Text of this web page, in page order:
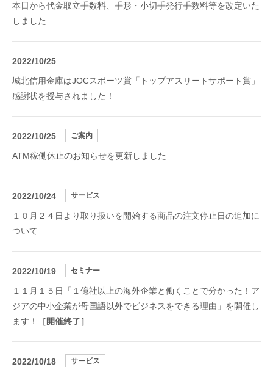
本日から代金取立手数料、手形・小切手発行手数料等を改定いた
しました
2022/10/25
城北信用金庫はJOCスポーツ賞「トップアスリートサポート賞」
感謝状を授与されました！
2022/10/25 ご案内
ATM稼働休止のお知らせを更新しました
2022/10/24 サービス
１０月２４日より取り扱いを開始する商品の注文停止日の追加に
ついて
2022/10/19 セミナー
１１月１５日「１億社以上の海外企業と働くことで分かった！ア
ジアの中小企業が母国語以外でビジネスをできる理由」を開催し
ます！
［開催終了］
2022/10/18 サービス